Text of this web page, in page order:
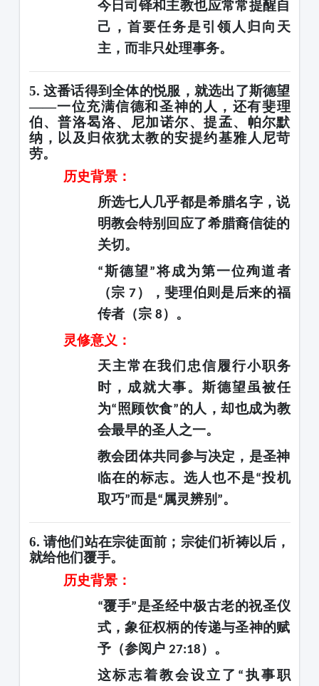
今日司铎和主教也应常常提醒自
己，首要任务是引领人归向天
主，而非只处理事务。
5. 这番话得到全体的悦服，就选出了斯德望
——一位充满信德和圣神的人，还有斐理
伯、普洛曷洛、尼加诺尔、提孟、帕尔默
纳，以及归依犹太教的安提约基雅人尼苛
劳。
历史背景：
所选七人几乎都是希腊名字，说
明教会特别回应了希腊裔信徒的
关切。
“斯德望 ”将成为第一位殉道者
（宗7 ），斐理伯则是后来的福
传者（宗 8 ）。
灵修意义：
天主常在我们忠信履行小职务
时，成就大事。斯德望虽被任
为“照顾饮食”的人，却也成为教
会最早的圣人之一。
教会团体共同参与决定，是圣神
临在的标志。选人也不是“投机
取巧”而是“属灵辨别 ”。
6. 请他们站在宗徒面前；宗徒们祈祷以后，
就给他们覆手。
历史背景：
“覆手”是圣经中极古老的祝圣仪
式，象征权柄的传递与圣神的赋
予（参阅户 27:18 ）。
这标志着教会设立了 “ 执事职